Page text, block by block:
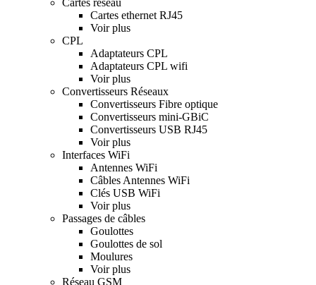
Cartes ethernet RJ45
Voir plus
CPL
Adaptateurs CPL
Adaptateurs CPL wifi
Voir plus
Convertisseurs Réseaux
Convertisseurs Fibre optique
Convertisseurs mini-GBiC
Convertisseurs USB RJ45
Voir plus
Interfaces WiFi
Antennes WiFi
Câbles Antennes WiFi
Clés USB WiFi
Voir plus
Passages de câbles
Goulottes
Goulottes de sol
Moulures
Voir plus
Réseau GSM